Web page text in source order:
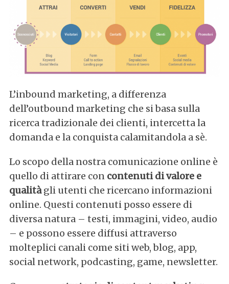
L’inbound marketing, a differenza
dell’outbound marketing che si basa sulla
ricerca tradizionale dei clienti, intercetta la
domanda e la conquista calamitandola a sè.
Lo scopo della nostra comunicazione online è
quello di attirare con contenuti di valore e
qualitàgli utenti che ricercano informazioni
online. Questi contenuti posso essere di
diversa natura – testi, immagini, video, audio
– e possono essere diffusi attraverso
molteplici canali come siti web, blog, app,
social network, podcasting, game, newsletter.